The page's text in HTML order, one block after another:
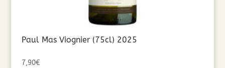
Paul Mas Viognier (75cl) 2025
7,90€